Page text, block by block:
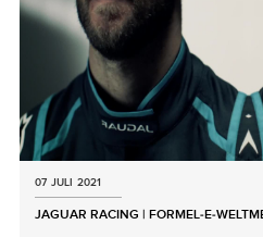
07 JULI 2021
JAGUAR RACING |